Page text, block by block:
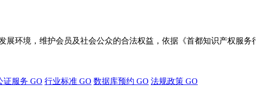
展环境，维护会员及社会公众的合法权益，依据《首都知识产权服
证服务 GO 行业标准 GO 数据库预约 GO 法规政策 GO